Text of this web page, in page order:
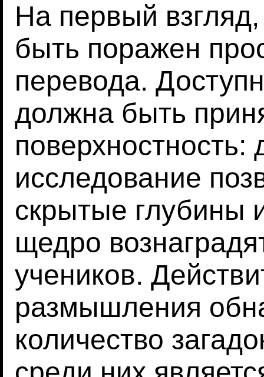
На первый
быть поражен
перевода.
должна быть
исследование
скрытые глубины
щедро
учеников.
размышления
количество